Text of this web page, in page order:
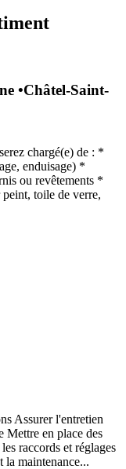
•Châtel-Saint-
chargé(e) de : *
enduisage) *
ou revêtements *
peint, toile de verre,
Assurer l'entretien
Mettre en place des
raccords et réglages
la maintenance...